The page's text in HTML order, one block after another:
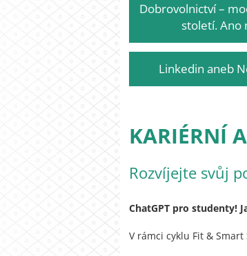
Dobrovolnictví –
století. Ano
Linkedin aneb
KARIÉRNÍ
Rozvíjejte svůj
ChatGPT pro studenty!
V rámci cyklu Fit &